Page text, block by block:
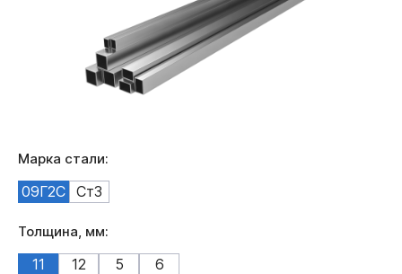
Марка стали:
09Г2С Ст3
Толщина, мм:
11 12 5 6